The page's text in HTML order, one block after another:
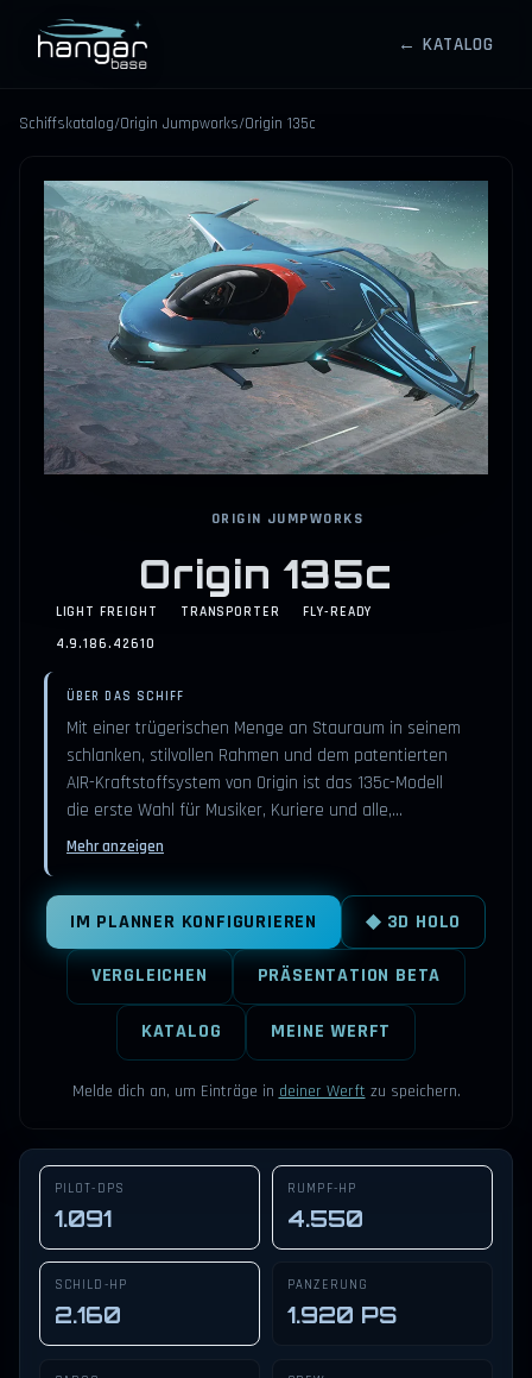
HANGARBASE
← KATALOG
Schiffskatalog/Origin Jumpworks/Origin 135c
ORIGIN JUMPWORKS
Origin 135c
LIGHT FREIGHT TRANSPORTER
FLY-READY
4.9.186.42610
ÜBER DAS SCHIFF
Mit einer trügerischen Menge an Stauraum in seinem
schlanken, stilvollen Rahmen und dem patentierten
AIR-Kraftstoffsystem von Origin ist das 135c-Modell
die erste Wahl für Musiker, Kuriere und alle,…
Mehr anzeigen
IM PLANNER KONFIGURIEREN ◆ 3D HOLO
VERGLEICHEN PRÄSENTATION BETA
KATALOG MEINE WERFT
Melde dich an, um Einträge in deiner Werft zu speichern.
⤢
PILOT-DPS
1.091
RUMPF-HP
4.550
SCHILD-HP
2.160
PANZERUNG
1.920 PS